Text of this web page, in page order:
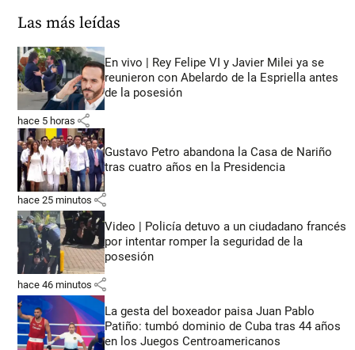
Las más leídas
En vivo | Rey Felipe VI y Javier Milei ya se
reunieron con Abelardo de la Espriella antes
de la posesión
hace 5 horas share
Gustavo Petro abandona la Casa de Nariño
tras cuatro años en la Presidencia
hace 25 minutos share
Video | Policía detuvo a un ciudadano francés
por intentar romper la seguridad de la
posesión
hace 46 minutos share
La gesta del boxeador paisa Juan Pablo
Patiño: tumbó dominio de Cuba tras 44 años
en los Juegos Centroamericanos